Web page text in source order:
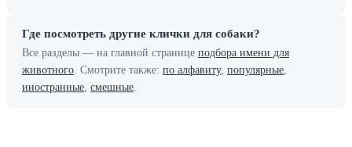
Где посмотреть другие клички для собаки?
Все разделы — на главной странице подбора имени для
животного . Смотрите также: по алфавиту, популярные
иностранные смешные